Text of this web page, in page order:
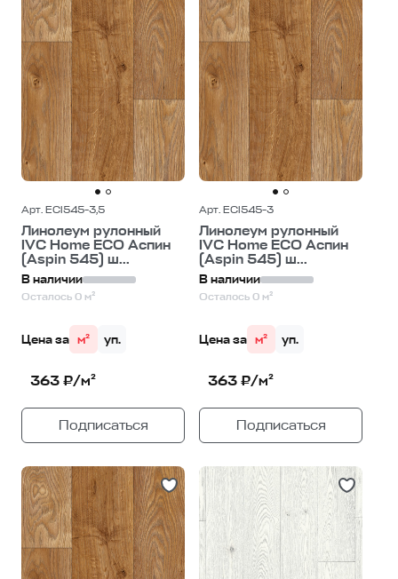
Арт. ECI545-3,5
Линолеум рулонный
IVC Home ECO Аспин
(Aspin 545) ш...
В наличии
Осталось 0 м²
Цена за м² уп.
363 ₽/м²
Подписаться
Арт. ECI545-3
Линолеум рулонный
IVC Home ECO Аспин
(Aspin 545) ш...
В наличии
Осталось 0 м²
Цена за м² уп.
363 ₽/м²
Подписаться